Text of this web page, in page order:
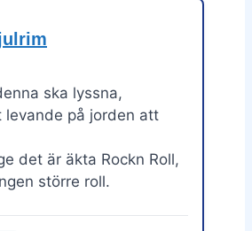
ska lyssna,
levande på jorden att
det är äkta Rockn Roll,
större roll.